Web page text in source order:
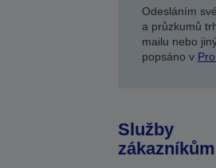
Odesláním
a průzkumů
mailu nebo
popsáno v
Služby
zákazníkům